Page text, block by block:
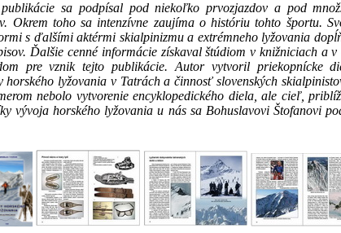
sa podpísal pod niekoľko prvozjazdov a pod
Okrem toho sa intenzívne zaujíma o históriu tohto športu.
s ďalšími aktérmi skialpinizmu a extrémneho lyžovania
Ďalšie cenné informácie získaval štúdiom v knižniciach a
pre vznik tejto publikácie. Autor vytvoril priekopnícke
lyžovania v Tatrách a činnosť slovenských
nebolo vytvorenie encyklopedického diela, ale cieľ,
vývoja horského lyžovania u nás sa Bohuslavovi Štofanovi